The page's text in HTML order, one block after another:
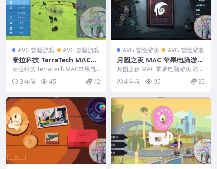
AVG 冒险游戏 AVG 冒险游戏
泰拉科技 TerraTech MAC苹
果电脑游戏 原生中文版 支持
12 13 14
泰拉科技 TerraTech MAC苹果电
脑游戏 原生中文版 支持12 13 1...
3 年前 45 12
AVG 冒险游戏 AVG 冒险游戏
月圆之夜 MAC 苹果电脑游戏
简体中文版 支援10.13 10.14
10.15 11 12 适用于APPLE C
PU
月圆之夜 MAC 苹果电脑游戏 简体
中文版 支援10.13 10.14 10.1...
4 年前 95 35